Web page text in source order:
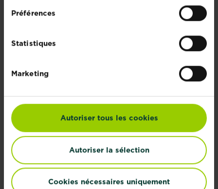
Préférences
Statistiques
Marketing
Autoriser tous les cookies
Autoriser la sélection
Cookies nécessaires uniquement
Identifier les champignons : les lactaires
LES RUSSULES
La famille des russules (appelées en anglais «
brittlegills » c’est-à-dire « lamelles cassantes »
car elles possèdent en effet un pied et des
lamelles cassants)est l’une des familles les plus